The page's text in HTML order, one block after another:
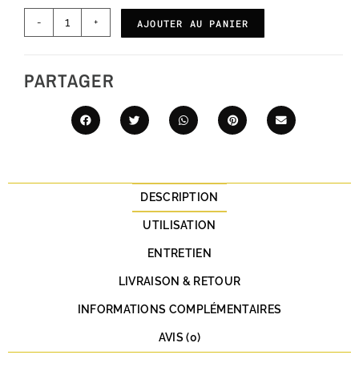
- + AJOUTER AU PANIER
PARTAGER
DESCRIPTION
UTILISATION
ENTRETIEN
LIVRAISON & RETOUR
INFORMATIONS COMPLÉMENTAIRES
AVIS (0)